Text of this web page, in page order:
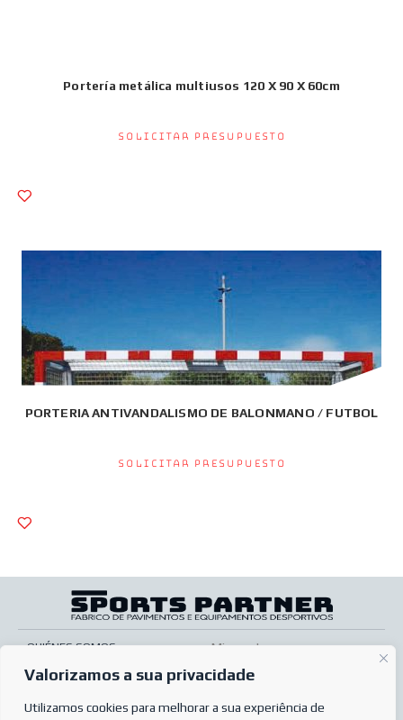
Valorizamos a sua privacidade
Utilizamos cookies para melhorar a sua experiência de
Portería metálica multiusos 120 X 90 X 60cm
Solicitar presupuesto
PORTERIA ANTIVANDALISMO DE BALONMANO / FUTBOL
Solicitar presupuesto
QUIÉNES SOMOS
SERVICIOS
TIENDA ONLINE
Mi cuenta
Pos venta
Condiciones de venta